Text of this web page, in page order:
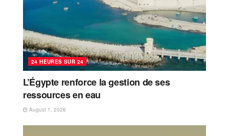
24 HEURES SUR 24
L’Égypte renforce la gestion de ses
ressources en eau
August 1, 2026